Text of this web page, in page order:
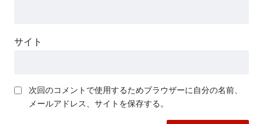
サイト
次回のコメントで使用するためブラウザーに自分の名前、
メールアドレス、サイトを保存する。